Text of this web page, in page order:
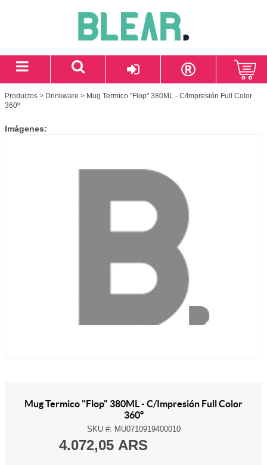
Productos > Drinkware > Mug Termico "Flop" 380ML - C/Impresión Full Color
360º
Imágenes:
Mug Termico "Flop" 380ML - C/Impresión Full Color
360º
SKU #: MU0710919400010
4.072,05 ARS